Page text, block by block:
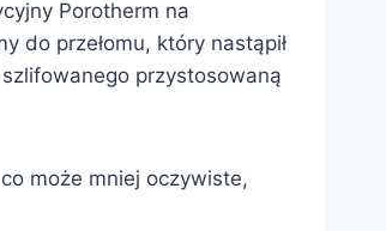
Porotherm na
do przełomu, który nastąpił
przystosowaną
może mniej oczywiste,